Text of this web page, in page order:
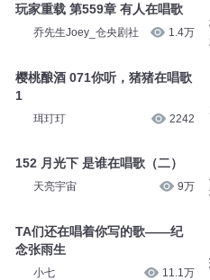
玩家重载 第559章 有人在唱歌
乔先生Joey_仓央剧社 1.4万
樱桃酿酒 071你听，猪猪在唱歌
1
珥玎玎 2242
152 月光下 是谁在唱歌（二）
天亮宇宙 9万
TA们还在唱着你写的歌——纪
念张雨生
小七 11.1万